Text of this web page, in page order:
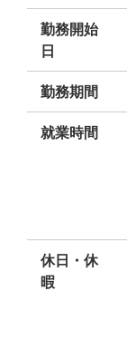
勤務開始
日
勤務期間
就業時間
休日・休
暇